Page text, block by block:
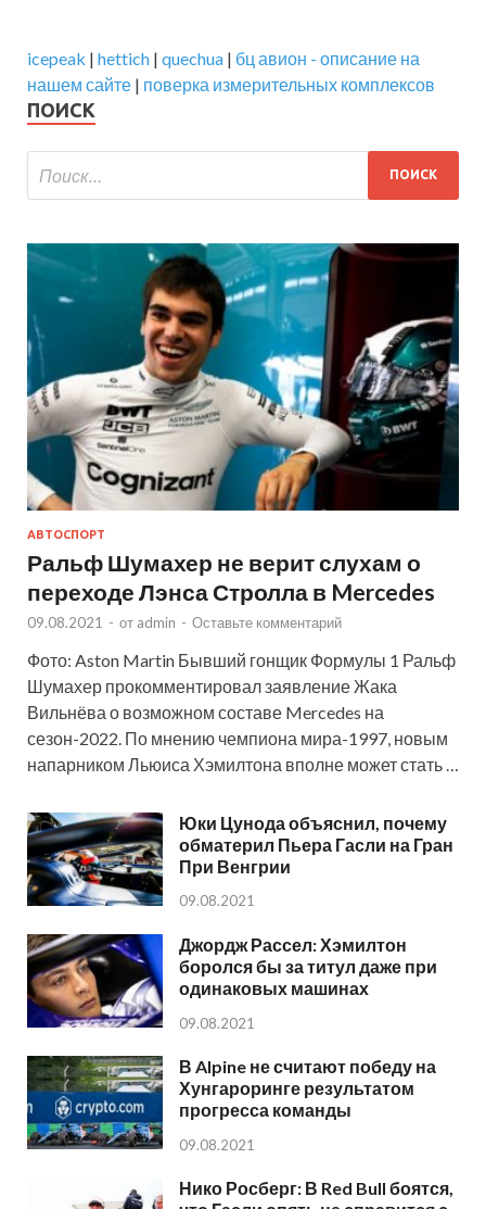
icepeak | hettich | quechua | бц авион - описание на
нашем сайте | поверка измерительных комплексов
ПОИСК
АВТОСПОРТ
Ральф Шумахер не верит слухам о
переходе Лэнса Стролла в Mercedes
09.08.2021 - от admin - Оставьте комментарий
Фото: Aston Martin Бывший гонщик Формулы 1 Ральф
Шумахер прокомментировал заявление Жака
Вильнёва о возможном составе Mercedes на
сезон-2022. По мнению чемпиона мира-1997, новым
напарником Льюиса Хэмилтона вполне может стать …
Юки Цунода объяснил, почему
обматерил Пьера Гасли на Гран
При Венгрии
09.08.2021
Джордж Рассел: Хэмилтон
боролся бы за титул даже при
одинаковых машинах
09.08.2021
В Alpine не считают победу на
Хунгароринге результатом
прогресса команды
09.08.2021
Нико Росберг: В Red Bull боятся,